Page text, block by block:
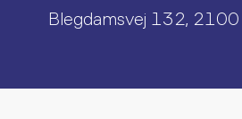
Blegdamsvej 132,